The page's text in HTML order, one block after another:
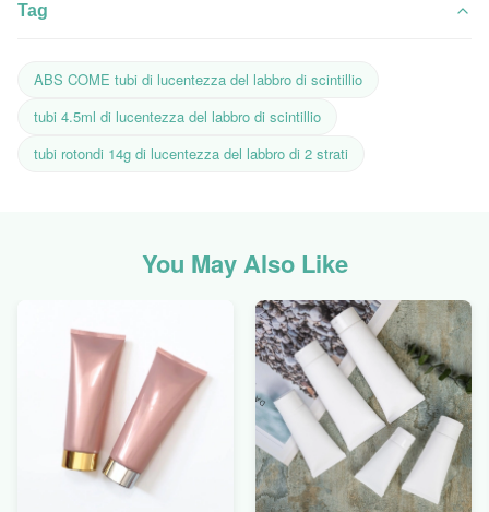
Tag
ABS COME tubi di lucentezza del labbro di scintillio
tubi 4.5ml di lucentezza del labbro di scintillio
tubi rotondi 14g di lucentezza del labbro di 2 strati
You May Also Like